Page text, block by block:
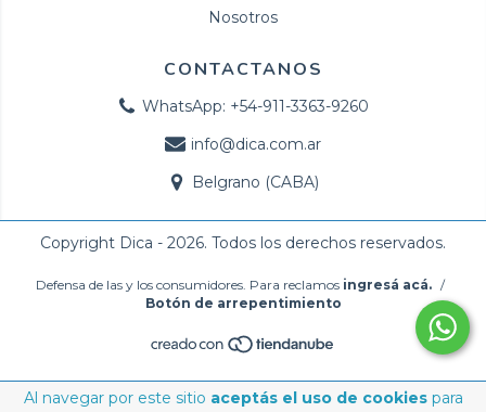
Al navegar por este sitio aceptás el uso de cookiespara
Nosotros
CONTACTANOS
WhatsApp: +54-911-3363-9260
info@dica.com.ar
Belgrano (CABA)
Copyright Dica - 2026. Todos los derechos reservados.
Defensa de las y los consumidores. Para reclamos ingresá acá. /
Botón de arrepentimiento